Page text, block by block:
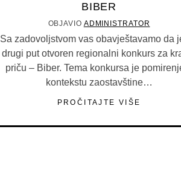
BIBER
OBJAVIO ADMINISTRATOR
Sa zadovoljstvom vas obavještavamo da
drugi put otvoren regionalni konkurs za
priču – Biber. Tema konkursa je
kontekstu zaostavštine…
PROČITAJTE VIŠE